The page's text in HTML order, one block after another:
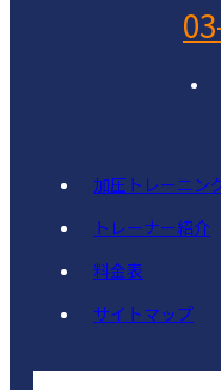
加圧トレーニン
トレーナー紹介
料金表
サイトマップ